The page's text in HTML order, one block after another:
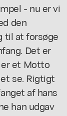
- nu er vi
den
til at forsøge
Det er
et Motto
se. Rigtigt
af hans
han udgav